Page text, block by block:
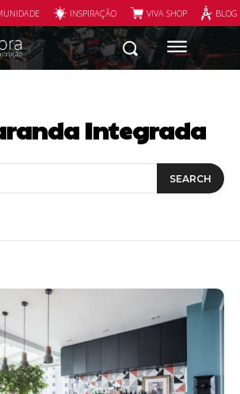
INSPIRAÇÃO VIVA SHOP
Integrada
SEARCH